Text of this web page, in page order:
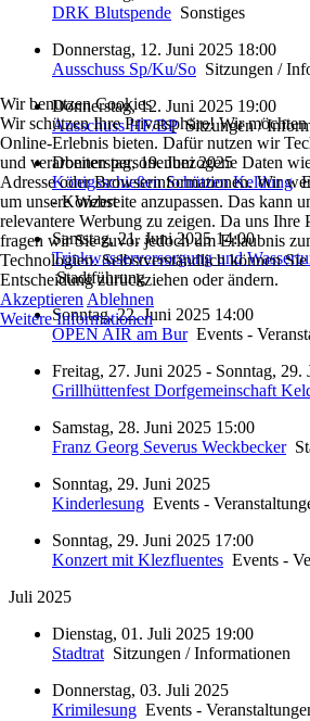
DRK Blutspende Sonstiges
Donnerstag, 12. Juni 2025 18:00
Ausschuss Sp/Ku/So Sitzungen /
Donnerstag, 12. Juni 2025 19:00
Ausschuss HF/BPSitzungen /
Donnerstag, 19. Juni 2025
Königsschießen Schützen Keldung
- Konzert
Samstag, 21. Juni 2025 14:00
Trinkwasserversorgung und
Stadtführung
Sonntag, 22. Juni 2025 14:00
OPEN AIR am BurEvents -
Freitag, 27. Juni 2025 - Sonntag, 29.
Grillhüttenfest Dorfgemeinschaft
Samstag, 28. Juni 2025 15:00
Franz Georg Severus Weckbecker
Sonntag, 29. Juni 2025
Kinderlesung Events -
Sonntag, 29. Juni 2025 17:00
Konzert mit Klezfluentes Events -
Juli 2025
Dienstag, 01. Juli 2025 19:00
Stadtrat Sitzungen / Informationen
Donnerstag, 03. Juli 2025
Krimilesung Events -
Wir benutzen Cookies
Wir schützen Ihre Privatsphäre! Wir
Online-Erlebnis bieten. Dafür nutzen wir
und verarbeiten personenbezogene Daten
Adresse oder Browserinformationen. Wir
um unsere Webseite anzupassen. Das kann
relevantere Werbung zu zeigen. Da uns Ihre
fragen wir Sie zuvor jedoch um Erlaubnis
Technologien. Selbstverständlich können
Entscheidung zurückziehen oder ändern.
Akzeptieren Ablehnen
Weitere Informationen